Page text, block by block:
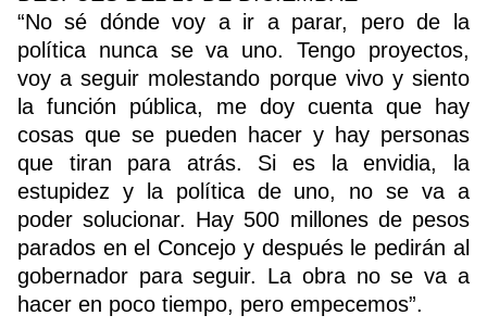
“No sé dónde voy a ir a parar, pero de la
política nunca se va uno. Tengo proyectos,
voy a seguir molestando porque vivo y siento
la función pública, me doy cuenta que hay
cosas que se pueden hacer y hay personas
que tiran para atrás. Si es la envidia, la
estupidez y la política de uno, no se va a
poder solucionar. Hay 500 millones de pesos
parados en el Concejo y después le pedirán al
gobernador para seguir. La obra no se va a
hacer en poco tiempo, pero empecemos”.